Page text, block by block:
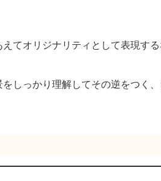
てオリジナリティとして表現する
しっかり理解してその逆をつく